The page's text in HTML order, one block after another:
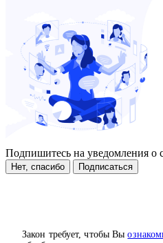
Закон требует, чтобы Вы
Подпишитесь на уведомления о
Нет, спасибо Подписаться